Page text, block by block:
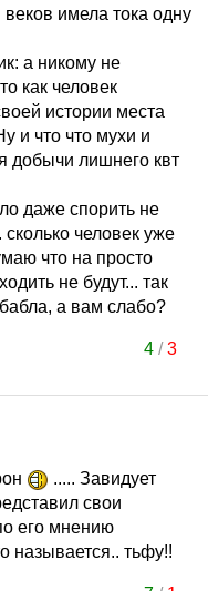
имела тока одну
а никому не
как человек
истории места
и что что мухи и
добычи лишнего квт
даже спорить не
человек уже
что на просто
не будут... так
а вам слабо?
4/3
..... Завидует
свои
его мнению
называется.. тьфу!!